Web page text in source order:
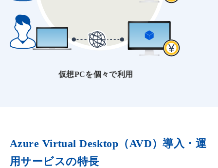
仮想PCを個々で利用
Azure Virtual Desktop（AVD）導入・運
用サービスの特長